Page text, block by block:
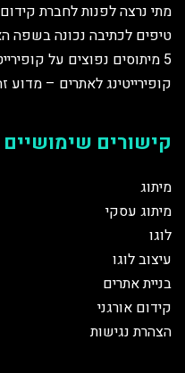
מתי נרצה לפנות לחברת
טיפים לכתיבה נכונה בשפה
5 מיתוסים נפוצים על קופירייטינג לאתר אינטרנט
קופירייטינג לאתרים –
קישורים שימושיים
מיתוג
מיתוג עסקי
לוגו
עיצוב לוגו
בניית אתרים
קידום אורגני
הצהרת נגישות